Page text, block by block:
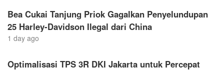
Bea Cukai Tanjung Priok Gagalkan Penyelundupan
25 Harley-Davidson Ilegal dari China
1 day ago
Optimalisasi TPS 3R DKI Jakarta untuk Percepat